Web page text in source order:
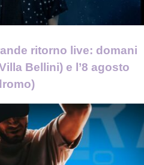
ritorno live: domani
Bellini) e l’8 agosto